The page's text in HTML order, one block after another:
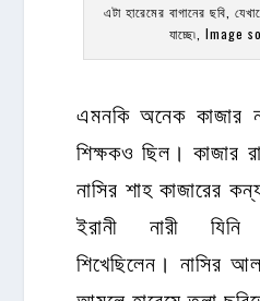
এটা হারেমের বাগানের ছবি,
যাচ্ছে৷, Image
এমনকি অনেক কাজার
শিক্ষকও ছিল। কাজার
নাসির শাহ কাজারের
ইরানী নারী যিনি
শিখেছিলেন। নাসির